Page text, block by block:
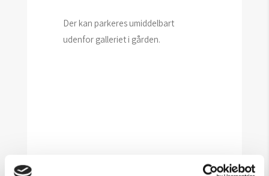
Der kan parkeres umiddelbart
udenfor galleriet i gården.